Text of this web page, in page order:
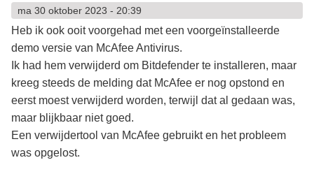
ma 30 oktober 2023 - 20:39
Heb ik ook ooit voorgehad met een voorgeïnstalleerde
demo versie van McAfee Antivirus.
Ik had hem verwijderd om Bitdefender te installeren, maar
kreeg steeds de melding dat McAfee er nog opstond en
eerst moest verwijderd worden, terwijl dat al gedaan was,
maar blijkbaar niet goed.
Een verwijdertool van McAfee gebruikt en het probleem
was opgelost.